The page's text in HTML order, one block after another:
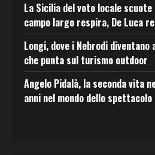
La Sicilia del voto locale
campo largo respira, De Luca
Longi, dove i Nebrodi
che punta sul turismo outdoor
Angelo Pidalà, la seconda vita
anni nel mondo dello spettacolo